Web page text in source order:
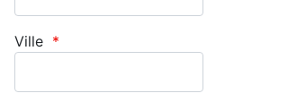
Ville *